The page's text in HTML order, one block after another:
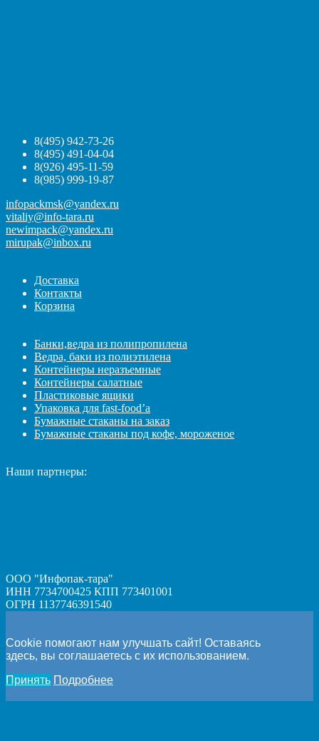
8(495) 942-73-26
8(495) 491-04-04
8(926) 495-11-59
8(985) 999-19-87
infopackmsk@yandex.ru
vitaliy@info-tara.ru
newimpack@yandex.ru
mirupak@inbox.ru
Доставка
Контакты
Корзина
Банки,ведра из полипропилена
Ведра, баки из полиэтилена
Контейнеры неразъемные
Контейнеры салатные
Пластиковые ящики
Упаковка для fast-food’а
Бумажные стаканы на заказ
Бумажные стаканы под кофе, мороженое
Наши партнеры:
ООО "Инфопак-тара"
ИНН 7734700425 КПП 773401001
ОГРН 1137746391540
Cookie помогают нам улучшать сайт! Оставаясь
здесь, вы соглашаетесь с их использованием.
Принять Подробнее